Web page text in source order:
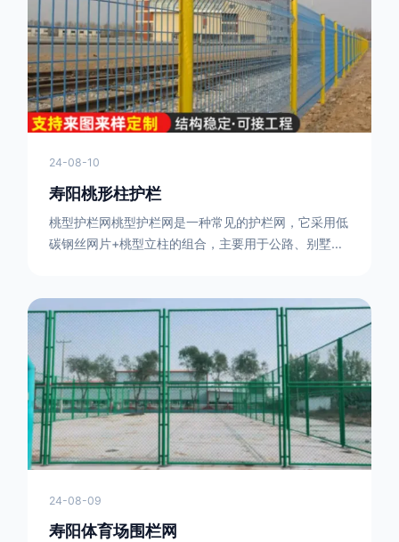
或车辆故障而导致的事故发生，减少交通事故的发生
率。隔离功能：市政道路护栏可以将道路与人行道、绿
化带等隔离开来，避
24-08-10
寿阳桃形柱护栏
桃型护栏网桃型护栏网是一种常见的护栏网，它采用低
碳钢丝网片+桃型立柱的组合，主要用于公路、别墅小
型，安装方便。桃型护栏网的安装方法如下：先固定
17631598285根色谱柱，然后将网格钩在此色谱柱
上，然后将第二根色谱柱钩在网格上，然后将其拧紧，
然后类推，一套一套的安装即可。该安装牢固美观，不
会损坏油漆表面 。桃型护栏网使
24-08-09
寿阳体育场围栏网